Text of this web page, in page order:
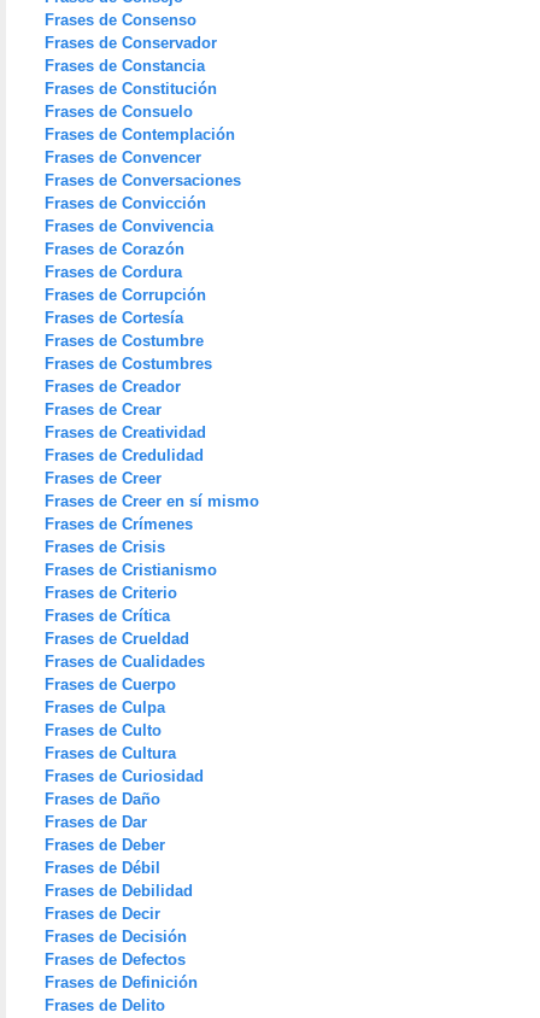
Frases de Consenso
Frases de Conservador
Frases de Constancia
Frases de Constitución
Frases de Consuelo
Frases de Contemplación
Frases de Convencer
Frases de Conversaciones
Frases de Convicción
Frases de Convivencia
Frases de Corazón
Frases de Cordura
Frases de Corrupción
Frases de Cortesía
Frases de Costumbre
Frases de Costumbres
Frases de Creador
Frases de Crear
Frases de Creatividad
Frases de Credulidad
Frases de Creer
Frases de Creer en sí mismo
Frases de Crímenes
Frases de Crisis
Frases de Cristianismo
Frases de Criterio
Frases de Crítica
Frases de Crueldad
Frases de Cualidades
Frases de Cuerpo
Frases de Culpa
Frases de Culto
Frases de Cultura
Frases de Curiosidad
Frases de Daño
Frases de Dar
Frases de Deber
Frases de Débil
Frases de Debilidad
Frases de Decir
Frases de Decisión
Frases de Defectos
Frases de Definición
Frases de Delito